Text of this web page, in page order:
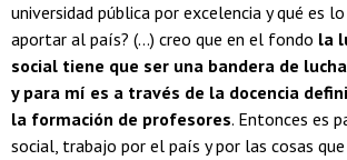
universidad pública por excelencia y qué es
aportar al país? (...) creo que en el fondo la
social tiene que ser una bandera de
y para mí es a través de la docencia
la formación de profesores. Entonces es
social, trabajo por el país y por las cosas